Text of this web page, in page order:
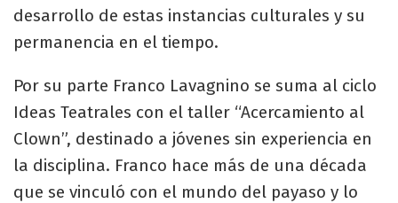
desarrollo de estas instancias culturales y su
permanencia en el tiempo.
Por su parte Franco Lavagnino se suma al ciclo
Ideas Teatrales con el taller “Acercamiento al
Clown”, destinado a jóvenes sin experiencia en
la disciplina. Franco hace más de una década
que se vinculó con el mundo del payaso y lo